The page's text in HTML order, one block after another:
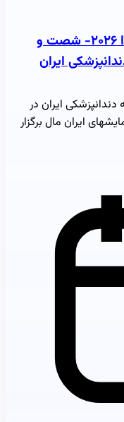
دعوت ازخانم دکتر صابری -اکسیدا ۲۰۲۶- شصت و
ایران
ایران در
۱۴۰۵ درمرکز همایشهای ایران مال برگزار